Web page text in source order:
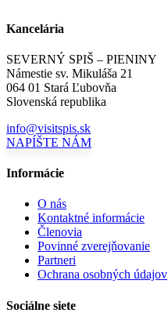
Kancelária
SEVERNÝ SPIŠ – PIENINY
Námestie sv. Mikuláša 21
064 01 Stará Ľubovňa
Slovenská republika
info@visitspis.sk
NAPÍŠTE NÁM
Informácie
O nás
Kontaktné informácie
Členovia
Povinné zverejňovanie
Partneri
Ochrana osobných údajov
Sociálne siete